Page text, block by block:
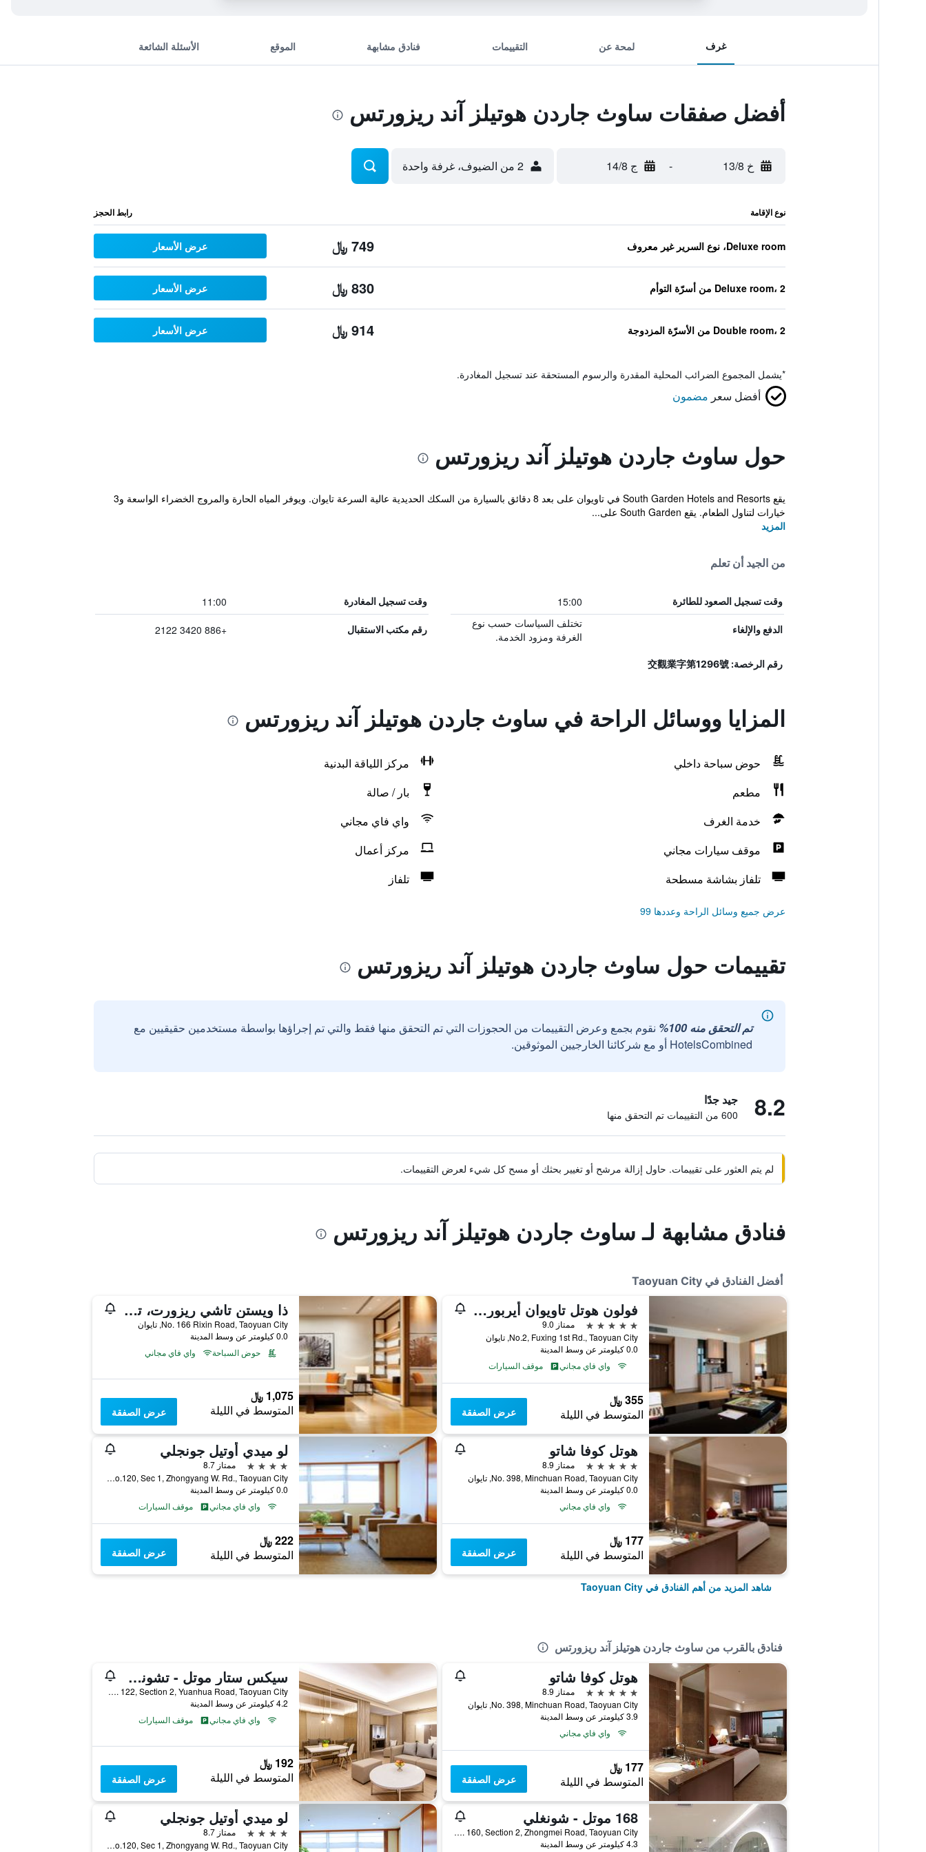
غرف لمحة عن التقييمات فنادق مشابهة الموقع الأسئلة الشائعة
أفضل صفقات ساوث جاردن هوتيلز آند ريزورتس
خ 13/8 - ج 14/8 2 من الضيوف، غرفة واحدة
نوع الإقامة رابط الحجز
Deluxe room، نوع السرير غير معروف 749 ﷼ عرض الأسعار
Deluxe room، 2 من أسرّة التوأم 830 ﷼ عرض الأسعار
Double room، 2 من الأسرّة المزدوجة 914 ﷼ عرض الأسعار
*يشمل المجموع الضرائب المحلية المقدرة والرسوم المستحقة عند تسجيل المغادرة.
أفضل سعر مضمون
حول ساوث جاردن هوتيلز آند ريزورتس
يقع South Garden Hotels and Resorts في تاويوان على بعد 8 دقائق بالسيارة من السكك الحديدية عالية السرعة تايوان. ويوفر المياه الحارة والمروج الخضراء الواسعة و3
خيارات لتناول الطعام. يقع South Garden على...
المزيد
من الجيد أن تعلم
وقت تسجيل الصعود للطائرة 15:00 وقت تسجيل المغادرة 11:00
الدفع والإلغاء
تختلف السياسات حسب نوع
الغرفة ومزود الخدمة.
رقم مكتب الاستقبال +886 3420 2122
رقم الرخصة: 交觀業字第1296號
المزايا ووسائل الراحة في ساوث جاردن هوتيلز آند ريزورتس
حوض سباحة داخلي
مركز اللياقة البدنية
مطعم
بار / صالة
خدمة الغرف
واي فاي مجاني
موقف سيارات مجاني
مركز أعمال
تلفاز بشاشة مسطحة
تلفاز
عرض جميع وسائل الراحة وعددها 99
تقييمات حول ساوث جاردن هوتيلز آند ريزورتس
تم التحقق منه 100%
نقوم بجمع وعرض التقييمات من الحجوزات التي تم التحقق منها فقط والتي تم إجراؤها بواسطة مستخدمين حقيقيين مع
HotelsCombined أو مع شركائنا الخارجيين الموثوقين.
8.2 جيد جدًا
600 من التقييمات تم التحقق منها
لم يتم العثور على تقييمات. حاول إزالة مرشح أو تغيير بحثك أو مسح كل شيء لعرض التقييمات.
فنادق مشابهة لـ ساوث جاردن هوتيلز آند ريزورتس
أفضل الفنادق في Taoyuan City
فولون هوتل تاويوان أيربورت أكسيس إم آر تي إيه8
5 نجوم
ممتاز 9.0
No.2, Fuxing 1st Rd., Taoyuan City, تايوان
0.0 كيلومتر عن وسط المدينة
واي فاي مجاني
موقف السيارات
355 ﷼
المتوسط في الليلة عرض الصفقة
ذا ويستن تاشي ريزورت، تاويوان
No. 166 Rixin Road, Taoyuan City, تايوان
0.0 كيلومتر عن وسط المدينة
حوض السباحة
واي فاي مجاني
1,075 ﷼
المتوسط في الليلة عرض الصفقة
هوتل كوفا شاتو
5 نجوم
ممتاز 8.9
No. 398, Minchuan Road, Taoyuan City, تايوان
0.0 كيلومتر عن وسط المدينة
واي فاي مجاني
177 ﷼
المتوسط في الليلة عرض الصفقة
لو ميدي أوتيل جونجلي
4 نجوم
ممتاز 8.7
23F, No.120, Sec 1, Zhongyang W. Rd., Taoyuan City, تايوان
0.0 كيلومتر عن وسط المدينة
واي فاي مجاني
موقف السيارات
222 ﷼
المتوسط في الليلة عرض الصفقة
شاهد المزيد من أهم الفنادق في Taoyuan City
فنادق بالقرب من ساوث جاردن هوتيلز آند ريزورتس
هوتل كوفا شاتو
5 نجوم
ممتاز 8.9
No. 398, Minchuan Road, Taoyuan City, تايوان
3.9 كيلومتر عن وسط المدينة
واي فاي مجاني
177 ﷼
المتوسط في الليلة عرض الصفقة
سيكس ستار موتل - تشونجلي
No. 122, Section 2, Yuanhua Road, Taoyuan City, تايوان
4.2 كيلومتر عن وسط المدينة
واي فاي مجاني
موقف السيارات
192 ﷼
المتوسط في الليلة عرض الصفقة
168 موتل - شونغلي
No. 160, Section 2, Zhongmei Road, Taoyuan City, تايوان
4.3 كيلومتر عن وسط المدينة
لو ميدي أوتيل جونجلي
4 نجوم
ممتاز 8.7
23F, No.120, Sec 1, Zhongyang W. Rd., Taoyuan City, تايوان